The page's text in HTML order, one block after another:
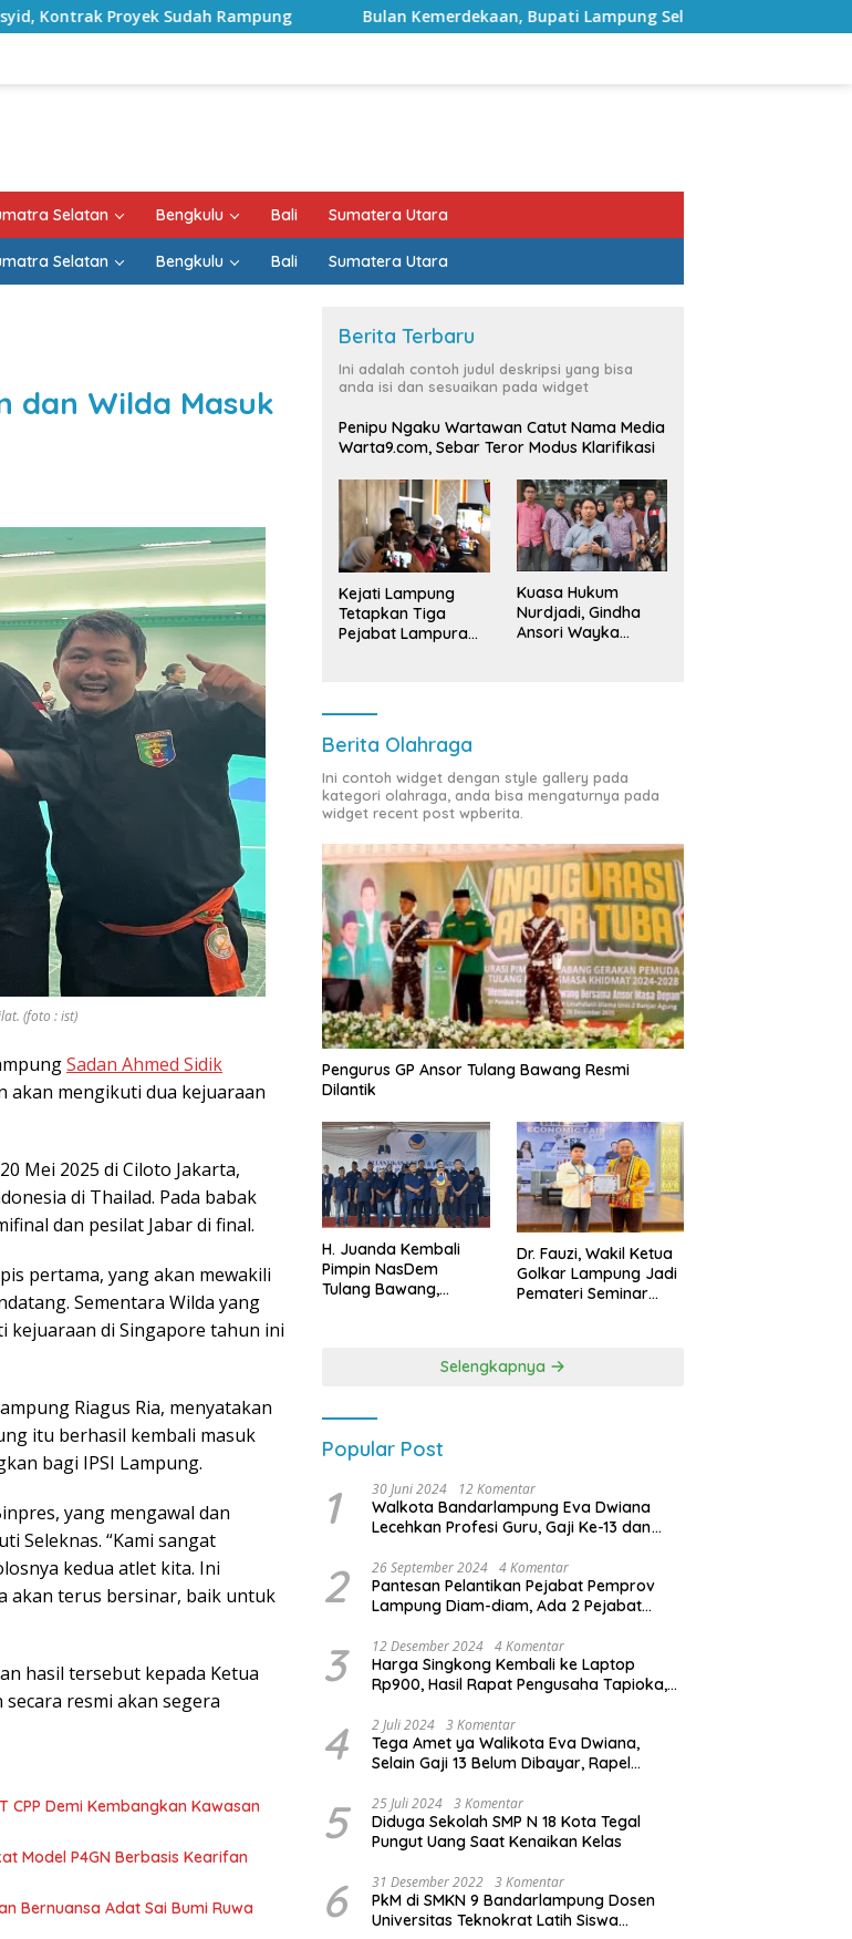
Rampung Bulan Kemerdekaan, Bupati Lampung Selatan Ajak ASN Perkuat Semangat
Selatan Bengkulu Bali Sumatera Utara
Selatan Bengkulu Bali Sumatera Utara
dan Wilda Masuk
(foto : ist)
Sadan Ahmed Sidik
akan mengikuti dua kejuaraan
Mei 2025 di Ciloto Jakarta,
di Thailad. Pada babak
dan pesilat Jabar di final.
pertama, yang akan mewakili
Sementara Wilda yang
kejuaraan di Singapore tahun ini
Riagus Ria, menyatakan
itu berhasil kembali masuk
bagi IPSI Lampung.
yang mengawal dan
Seleknas. “Kami sangat
kedua atlet kita. Ini
akan terus bersinar, baik untuk
hasil tersebut kepada Ketua
resmi akan segera
CPP Demi Kembangkan Kawasan
Model P4GN Berbasis Kearifan
Bernuansa Adat Sai Bumi Ruwa
Berita Terbaru
Ini adalah contoh judul deskripsi yang bisa
anda isi dan sesuaikan pada widget
Penipu Ngaku Wartawan Catut Nama Media
Warta9.com, Sebar Teror Modus Klarifikasi
Kejati Lampung
Tetapkan Tiga
Pejabat Lampura
Kuasa Hukum
Nurdjadi, Gindha
Ansori Wayka
Berita Olahraga
Ini contoh widget dengan style gallery pada
kategori olahraga, anda bisa mengaturnya pada
widget recent post wpberita.
Pengurus GP Ansor Tulang Bawang Resmi
Dilantik
H. Juanda Kembali
Pimpin NasDem
Tulang Bawang,
Dr. Fauzi, Wakil Ketua
Golkar Lampung Jadi
Pemateri Seminar
Kebangsaan
Selengkapnya
Popular Post
1 30 Juni 2024 12 Komentar
Walkota Bandarlampung Eva Dwiana
Lecehkan Profesi Guru, Gaji Ke-13 dan
2 26 September 2024 4 Komentar
Pantesan Pelantikan Pejabat Pemprov
Lampung Diam-diam, Ada 2 Pejabat
3 12 Desember 2024 4 Komentar
Harga Singkong Kembali ke Laptop
Rp900, Hasil Rapat Pengusaha Tapioka,
Lampung
4 2 Juli 2024 3 Komentar
Tega Amet ya Walikota Eva Dwiana,
Selain Gaji 13 Belum Dibayar, Rapel
Dibayar
5 25 Juli 2024 3 Komentar
Diduga Sekolah SMP N 18 Kota Tegal
Pungut Uang Saat Kenaikan Kelas
6 31 Desember 2022 3 Komentar
PkM di SMKN 9 Bandarlampung Dosen
Universitas Teknokrat Latih Siswa